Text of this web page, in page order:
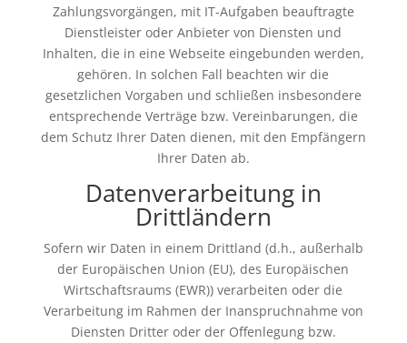
Zahlungsvorgängen, mit IT-Aufgaben beauftragte
Dienstleister oder Anbieter von Diensten und
Inhalten, die in eine Webseite eingebunden werden,
gehören. In solchen Fall beachten wir die
gesetzlichen Vorgaben und schließen insbesondere
entsprechende Verträge bzw. Vereinbarungen, die
dem Schutz Ihrer Daten dienen, mit den Empfängern
Ihrer Daten ab.
Datenverarbeitung in
Drittländern
Sofern wir Daten in einem Drittland (d.h., außerhalb
der Europäischen Union (EU), des Europäischen
Wirtschaftsraums (EWR)) verarbeiten oder die
Verarbeitung im Rahmen der Inanspruchnahme von
Diensten Dritter oder der Offenlegung bzw.